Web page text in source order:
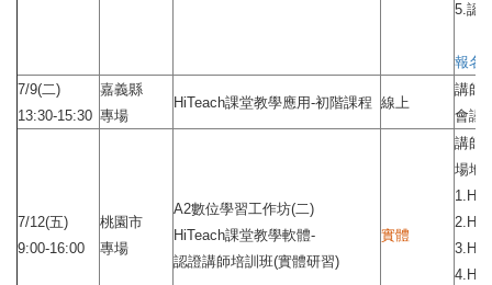
5.認
報名
7/9(二)
13:30-15:30
嘉義縣
專場
HiTeach課堂教學應用-初階課程 線上
講師
會議
7/12(五)
9:00-16:00
桃園市
專場
A2數位學習工作坊(二)
HiTeach課堂教學軟體-
認證講師培訓班(實體研習)
實體
講師
場地